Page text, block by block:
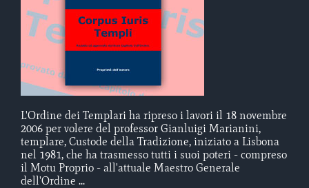
L'Ordine dei Templari ha ripreso i lavori il 18 novembre
2006 per volere del professor Gianluigi Marianini,
templare, Custode della Tradizione, iniziato a Lisbona
nel 1981, che ha trasmesso tutti i suoi poteri - compreso
il Motu Proprio - all'attuale Maestro Generale
dell'Ordine ...